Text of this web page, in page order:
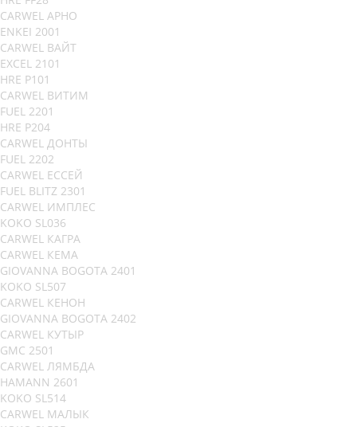
CARWEL АРНО
ENKEI 2001
CARWEL ВАЙТ
EXCEL 2101
HRE P101
CARWEL ВИТИМ
FUEL 2201
HRE P204
CARWEL ДОНТЫ
FUEL 2202
CARWEL ЕССЕЙ
FUEL BLITZ 2301
CARWEL ИМПЛЕС
KOKO SL036
CARWEL КАГРА
CARWEL КЕМА
GIOVANNA BOGOTA 2401
KOKO SL507
CARWEL КЕНОН
GIOVANNA BOGOTA 2402
CARWEL КУТЫР
GMC 2501
CARWEL ЛЯМБДА
HAMANN 2601
KOKO SL514
CARWEL МАЛЫК